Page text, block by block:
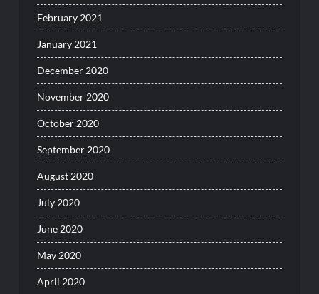
February 2021
January 2021
December 2020
November 2020
October 2020
September 2020
August 2020
July 2020
June 2020
May 2020
April 2020